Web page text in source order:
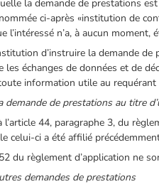
la demande de prestations
ci-après «institution de
l’intéressé n’a, à aucun
d’instruire la demande
les échanges de données et de
information utile au
demande de prestations au titre
l’article 44, paragraphe 3, du
celui-ci a été affilié
du règlement d’application ne
demandes de prestations